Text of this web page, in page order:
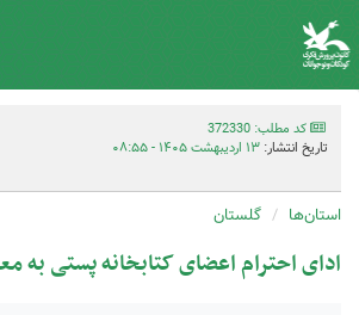
کد مطلب: 372330
تاریخ انتشار: ۱۳ اردیبهشت ۱۴۰۵ - ۰۸:۵۵
استان‌ها گلستان
ادای احترام اعضای کتابخانه پستی به